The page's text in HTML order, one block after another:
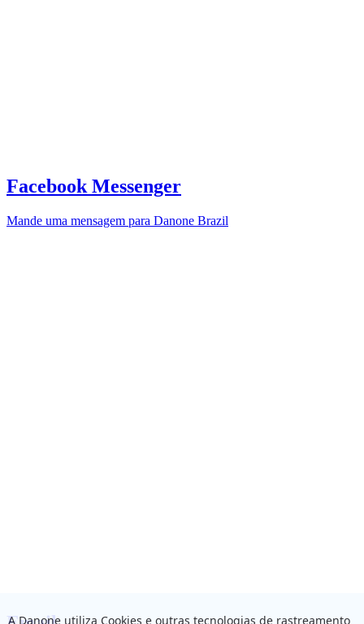
Facebook Messenger
Mande uma mensagem para Danone Brazil
A Danone utiliza Cookies e outras tecnologias de rastreamento